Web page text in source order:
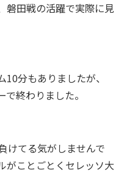
磐田戦の活躍で実際に見
分もありましたが、
終わりました。
けてる気がしませんで
がことごとくセレッソ大